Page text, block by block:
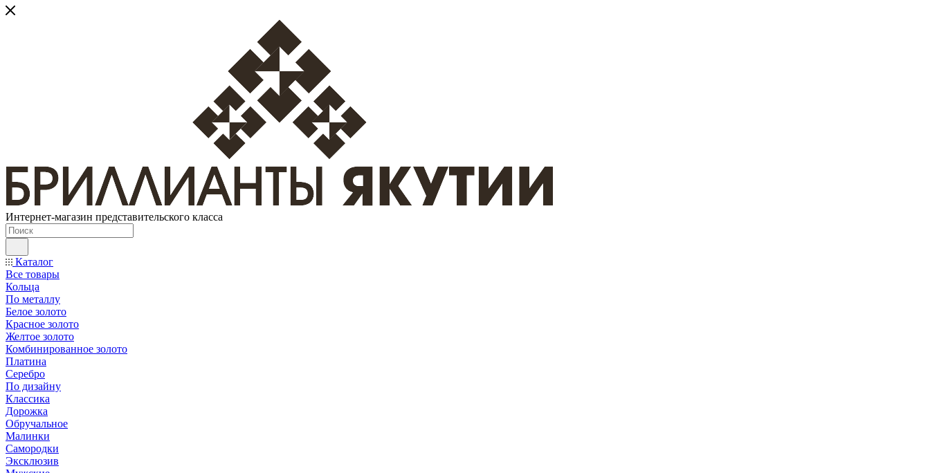
Интернет-магазин представительского класса
Каталог
Все товары
Кольца
По металлу
Белое золото
Красное золото
Желтое золото
Комбинированное золото
Платина
Серебро
По дизайну
Классика
Дорожка
Обручальное
Малинки
Самородки
Эксклюзив